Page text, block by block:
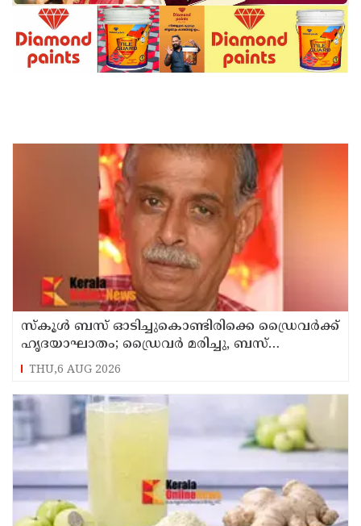
സ്കൂൾ ബസ് ഓടിച്ചുകൊണ്ടിരിക്കെ ഡ്രൈവർക്ക്
ഹൃദയാഘാതം; ഡ്രൈവർ മരിച്ചു, ബസ്
കെട്ടിടത്തിൽ ഇടിച്ചുനിന്നു; രണ്ട് കുട്ടികൾക്ക്
പരിക്ക്
THU,6 AUG 2026